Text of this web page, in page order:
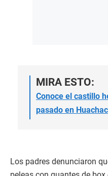
MIRA ESTO:
Conoce el castillo
pasado en Huachac
Los padres denunciaron